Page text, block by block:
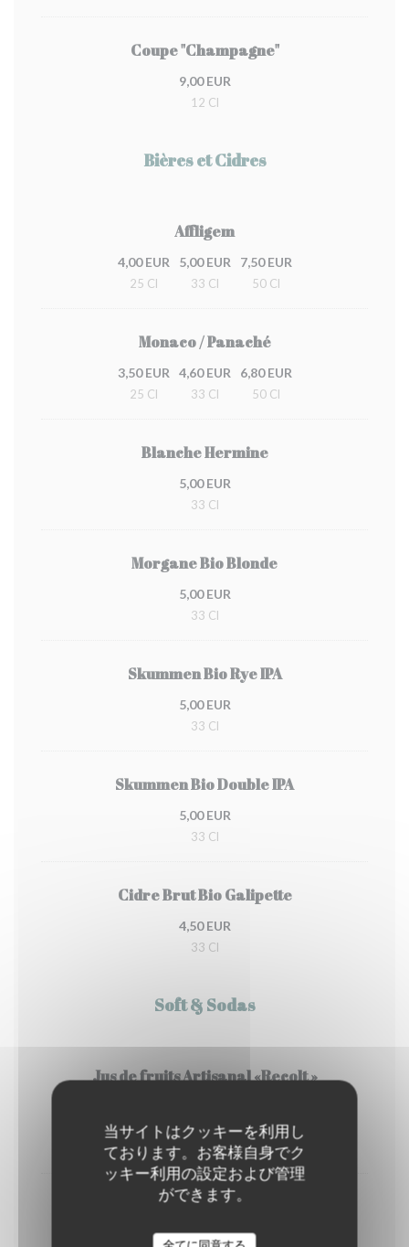
当サイトはクッキーを利用し
ております。お客様自身でク
ッキー利用の設定および管理
ができます。
Coupe "Champagne"
9,00 EUR
12 Cl
Bières et Cidres
Affligem
4,00 EUR
25 Cl
5,00 EUR
33 Cl
7,50 EUR
50 Cl
Monaco / Panaché
3,50 EUR
25 Cl
4,60 EUR
33 Cl
6,80 EUR
50 Cl
Blanche Hermine
5,00 EUR
33 Cl
Morgane Bio Blonde
5,00 EUR
33 Cl
Skummen Bio Rye IPA
5,00 EUR
33 Cl
Skummen Bio Double IPA
5,00 EUR
33 Cl
Cidre Brut Bio Galipette
4,50 EUR
33 Cl
Soft & Sodas
Jus de fruits Artisanal «Recolt »
5,00 EUR
25 Cl
Jus de fruits Pétillant "Le Schorle"
Cassis, Rhubarbe Bio